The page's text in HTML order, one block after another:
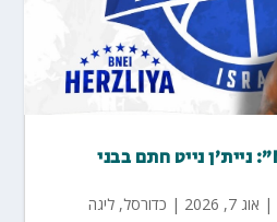
"רזומה מרשים ב-NBA": ניית'ן נייט חתם בבני
| אוג 7, 2026 | כדורסל,ליגה